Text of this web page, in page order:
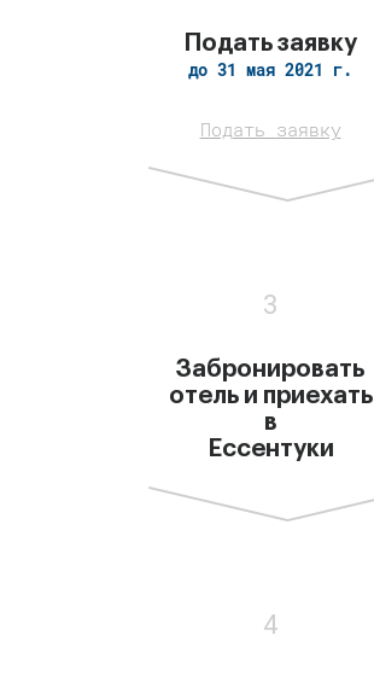
Подать заявку
до 31 мая 2021 г.
Подать заявку
Забронировать
отель и приехать
в
Ессентуки